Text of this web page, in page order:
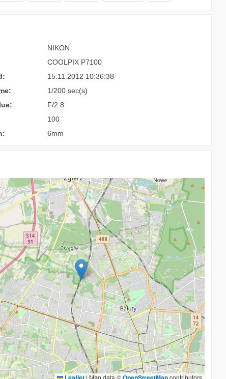
NIKON
COOLPIX P7100
15.11.2012 10:36:38
1/200 sec(s)
F/2.8
100
6mm
| Map data © contributors